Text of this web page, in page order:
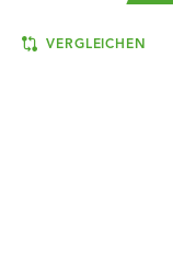
VERGLEICHEN